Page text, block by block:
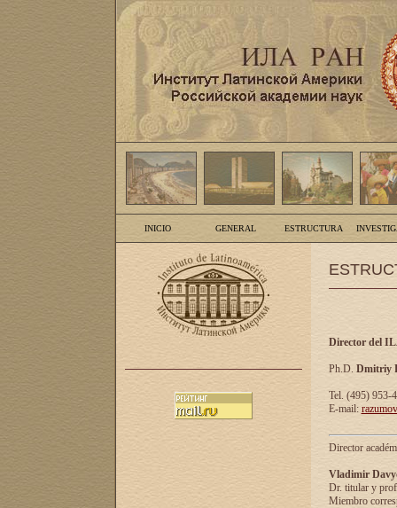
INICIO GENERAL ESTRUCTURA
Director del
Ph.D. Dmitriy
Tel. (495) 953-
E-mail:
Director
Vladimir
Dr. titular y
Miembro